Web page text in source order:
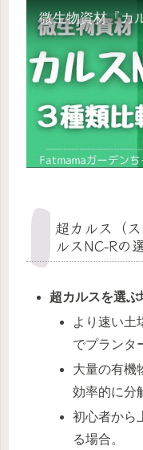
超カルス（
ルスNC-Rの
超カルスを選ぶ
より速い土
でプランタ
大量の有機
効率的に分
初心者から
る場合。